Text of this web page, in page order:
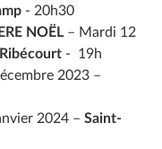
- 20h30
NOËL – Mardi 12
- 19h
2023 –
2024 – Saint-